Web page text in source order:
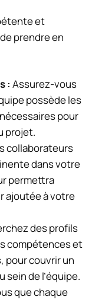
et
prendre en
: Assurez-vous
possède les
pour
projet.
collaborateurs
dans votre
permettra
ajoutée à votre
des profils
compétences et
pour couvrir un
sein de l’équipe.
que chaque